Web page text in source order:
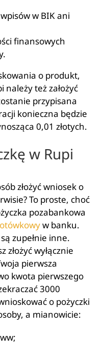
w BIK ani
finansowych
o produkt,
należy też założyć
przypisana
konieczna będzie
0,01 złotych.
w Rupi
złożyć wniosek o
To proste, choć
pozabankowa
w banku.
zupełnie inne.
złożyć wyłącznie
pierwsza
kwota pierwszego
3000
o pożyczki
a mianowicie: